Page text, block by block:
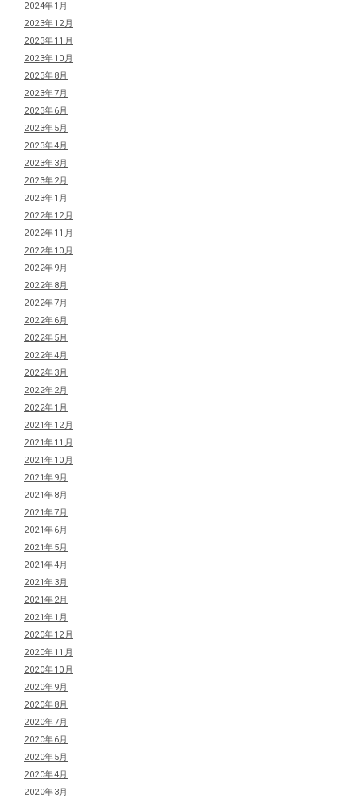
2024年1月
2023年12月
2023年11月
2023年10月
2023年8月
2023年7月
2023年6月
2023年5月
2023年4月
2023年3月
2023年2月
2023年1月
2022年12月
2022年11月
2022年10月
2022年9月
2022年8月
2022年7月
2022年6月
2022年5月
2022年4月
2022年3月
2022年2月
2022年1月
2021年12月
2021年11月
2021年10月
2021年9月
2021年8月
2021年7月
2021年6月
2021年5月
2021年4月
2021年3月
2021年2月
2021年1月
2020年12月
2020年11月
2020年10月
2020年9月
2020年8月
2020年7月
2020年6月
2020年5月
2020年4月
2020年3月